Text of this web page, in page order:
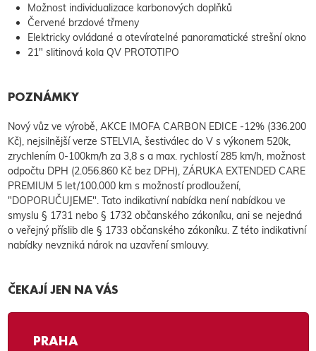
Možnost individualizace karbonových doplňků
Červené brzdové třmeny
Elektricky ovládané a otevíratelné panoramatické strešní okno
21" slitinová kola QV PROTOTIPO
POZNÁMKY
Nový vůz ve výrobě, AKCE IMOFA CARBON EDICE -12% (336.200
Kč), nejsilnější verze STELVIA, šestiválec do V s výkonem 520k,
zrychlením 0-100km/h za 3,8 s a max. rychlostí 285 km/h, možnost
odpočtu DPH (2.056.860 Kč bez DPH), ZÁRUKA EXTENDED CARE
PREMIUM 5 let/100.000 km s možností prodloužení,
"DOPORUČUJEME". Tato indikativní nabídka není nabídkou ve
smyslu § 1731 nebo § 1732 občanského zákoníku, ani se nejedná
o veřejný příslib dle § 1733 občanského zákoníku. Z této indikativní
nabídky nevzniká nárok na uzavření smlouvy.
ČEKAJÍ JEN NA VÁS
PRAHA